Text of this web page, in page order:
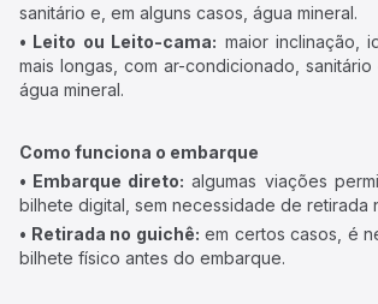
sanitário e, em alguns casos, água mineral.
• Leito ou Leito-cama: maior inclinação,
mais longas, com ar-condicionado, sanitário
água mineral.
Como funciona o embarque
• Embarque direto: algumas viações
bilhete digital, sem necessidade de retirada
• Retirada no guichê: em certos casos, é
bilhete físico antes do embarque.